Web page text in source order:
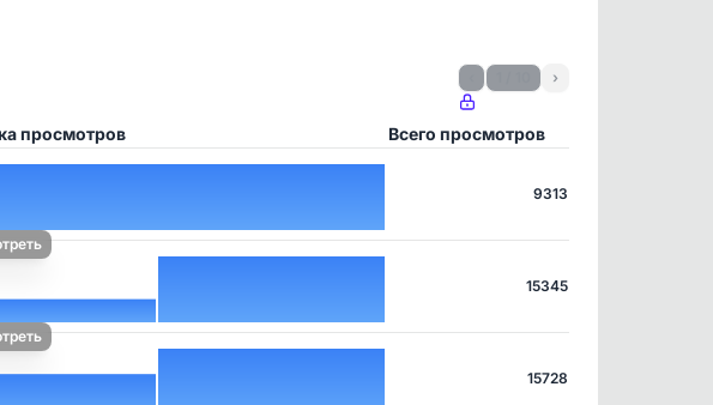
›
просмотров Всего просмотров
9313
15345
15728